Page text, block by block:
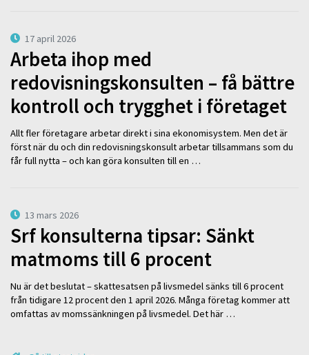
17 april 2026
Arbeta ihop med
redovisningskonsulten – få bättre
kontroll och trygghet i företaget
Allt fler företagare arbetar direkt i sina ekonomisystem. Men det är
först när du och din redovisningskonsult arbetar tillsammans som du
får full nytta – och kan göra konsulten till en …
13 mars 2026
Srf konsulterna tipsar: Sänkt
matmoms till 6 procent
Nu är det beslutat – skattesatsen på livsmedel sänks till 6 procent
från tidigare 12 procent den 1 april 2026. Många företag kommer att
omfattas av momssänkningen på livsmedel. Det här …